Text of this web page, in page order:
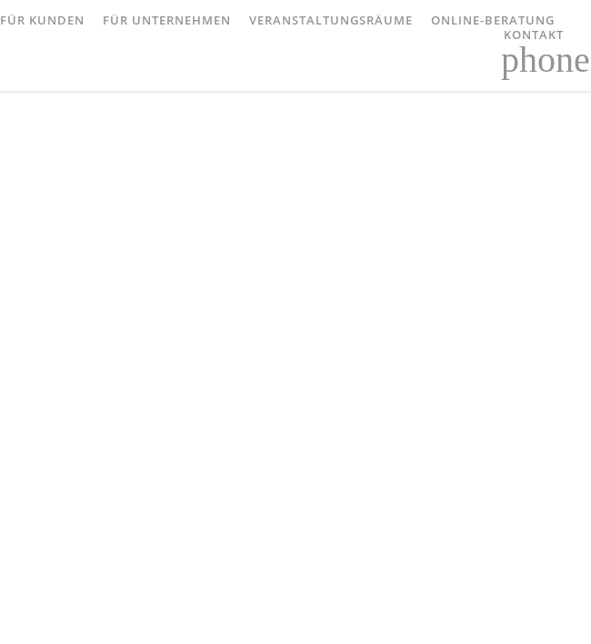
FÜR KUNDEN FÜR UNTERNEHMEN VERANSTALTUNGSRÄUME
ONLINE-BERATUNG
KONTAKT